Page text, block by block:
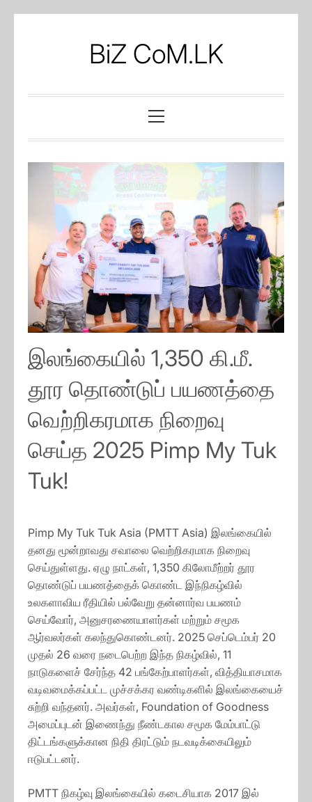
BiZ CoM.LK
Menu
இலங்கையில் 1,350 கி.மீ.
தூர தொண்டுப் பயணத்தை
வெற்றிகரமாக நிறைவு
செய்த 2025 Pimp My Tuk
Tuk!
Pimp My Tuk Tuk Asia (PMTT Asia) இலங்கையில்
தனது மூன்றாவது சவாலை வெற்றிகரமாக நிறைவு
செய்துள்ளது. ஏழு நாட்கள், 1,350 கிலோமீற்றர் தூர
தொண்டுப் பயணத்தைக் கொண்ட இந்நிகழ்வில்
உலகளாவிய ரீதியில் பல்வேறு தன்னார்வ பயணம்
செய்வோர், அனுசரணையாளர்கள் மற்றும் சமூக
ஆர்வலர்கள் கலந்துகொண்டனர். 2025 செப்டெம்பர் 20
முதல் 26 வரை நடைபெற்ற இந்த நிகழ்வில், 11
நாடுகளைச் சேர்ந்த 42 பங்கேற்பாளர்கள், வித்தியாசமாக
வடிவமைக்கப்பட்ட முச்சக்கர வண்டிகளில் இலங்கையைச்
சுற்றி வந்தனர். அவர்கள், Foundation of Goodness
அமைப்புடன் இணைந்து நீண்டகால சமூக மேம்பாட்டு
திட்டங்களுக்கான நிதி திரட்டும் நடவடிக்கையிலும்
ஈடுபட்டனர்.
PMTT நிகழ்வு இலங்கையில் கடைசியாக 2017 இல்